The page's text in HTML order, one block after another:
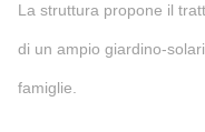
La struttura propone il
di un ampio giardino-
famiglie.